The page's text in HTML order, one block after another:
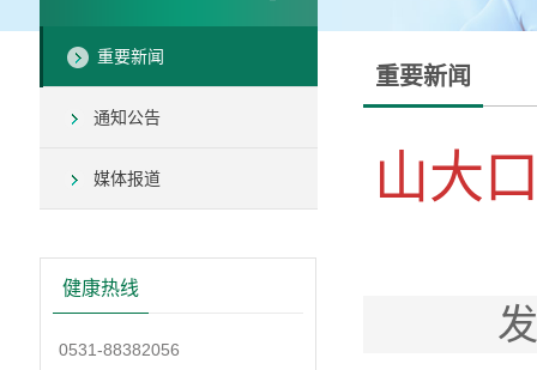
重要新闻
通知公告
媒体报道
健康热线
0531-88382056
重要新闻
山大